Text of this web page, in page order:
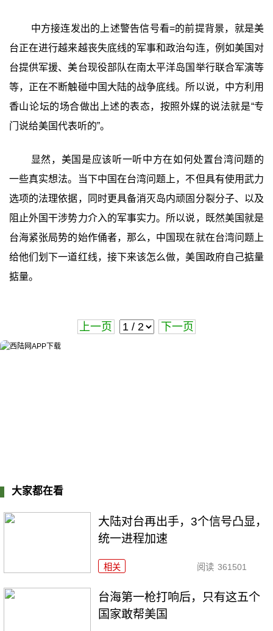
中方接连发出的上述警告信号看=的前提背景，就是美
台正在进行越来越丧失底线的军事和政治勾连，例如美国对
台提供军援、美台现役部队在南太平洋岛国举行联合军演等
等，正在不断触碰中国大陆的战争底线。所以说，中方利用
香山论坛的场合做出上述的表态，按照外媒的说法就是“专
门说给美国代表听的”。
显然，美国是应该听一听中方在如何处置台湾问题的
一些真实想法。当下中国在台湾问题上，不但具有使用武力
选项的法理依据，同时更具备消灭岛内顽固分裂分子、以及
阻止外国干涉势力介入的军事实力。所以说，既然美国就是
台海紧张局势的始作俑者，那么，中国现在就在台湾问题上
给他们划下一道红线，接下来该怎么做，美国政府自己掂量
掂量。
上一页 下一页
大家都在看
大陆对台再出手，3个信号凸显，
统一进程加速
相关 阅读 361501
台海第一枪打响后，只有这五个
国家敢帮美国